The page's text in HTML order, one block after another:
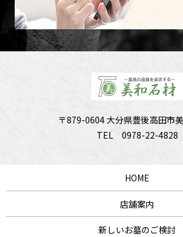
〒879-0604 大分県豊後高田市
TEL 0978-22-4828
HOME
店舗案内
新しいお墓のご検討